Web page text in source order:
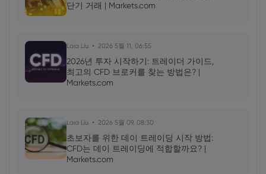
단기 거래 | Markets.com
Laia Liu 2026 5월 11, 06:55
2026년 투자 시작하기: 트레이더 가이드,
최고의 CFD 브로커를 찾는 방법은? |
Markets.com
Laia Liu 2026 5월 09, 08:30
초보자를 위한 데이 트레이딩 시작 방법:
CFD는 데이 트레이딩에 적합할까요? |
Markets.com